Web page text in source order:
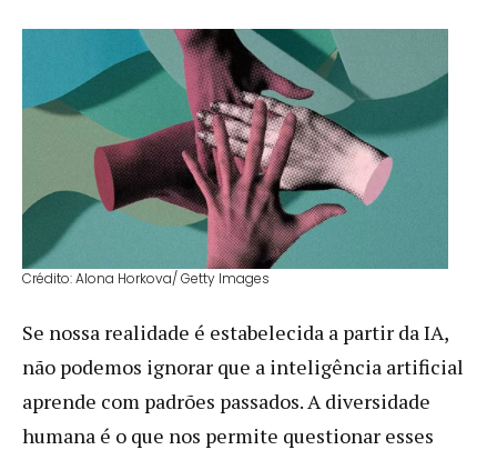
Crédito: Alona Horkova/ Getty Images
Se nossa realidade é estabelecida a partir da IA,
não podemos ignorar que a inteligência artificial
aprende com padrões passados. A diversidade
humana é o que nos permite questionar esses